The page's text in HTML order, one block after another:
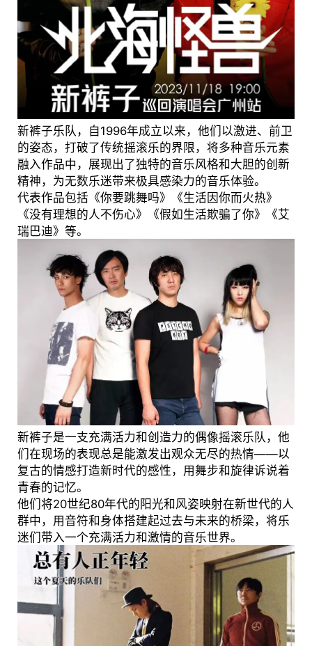
新裤子乐队，自1996年成立以来，他们以激进、前卫
的姿态，打破了传统摇滚乐的界限，将多种音乐元素
融入作品中，展现出了独特的音乐风格和大胆的创新
精神，为无数乐迷带来极具感染力的音乐体验。
代表作品包括《你要跳舞吗》《生活因你而火热》
《没有理想的人不伤心》《假如生活欺骗了你》《艾
瑞巴迪》等。
新裤子是一支充满活力和创造力的偶像摇滚乐队，他
们在现场的表现总是能激发出观众无尽的热情——以
复古的情感打造新时代的感性，用舞步和旋律诉说着
青春的记忆。
他们将20世纪80年代的阳光和风姿映射在新世代的人
群中，用音符和身体搭建起过去与未来的桥梁，将乐
迷们带入一个充满活力和激情的音乐世界。